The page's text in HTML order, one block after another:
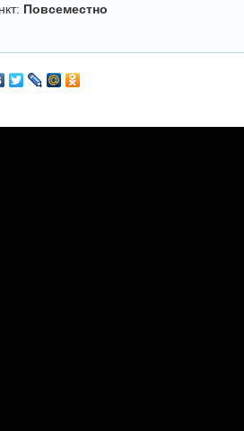
Повсеместно